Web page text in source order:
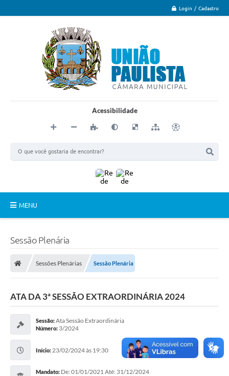
Login / Cadastro
Acessibilidade
MENU
O Município
Legislação
Contas Públicas
Sessão Plenária
Sessões Plenárias Sessão Plenária
ATA DA 3ª SESSÃO EXTRAORDINÁRIA 2024
Sessão:Ata Sessão Extraordinária
Número: 3/2024
Início: 23/02/2024 às 19:30
Mandato: De: 01/01/2021 Até: 31/12/2024